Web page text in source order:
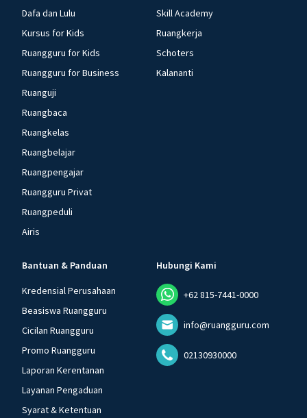
Dafa dan Lulu
Kursus for Kids
Ruangguru for Kids
Ruangguru for Business
Ruanguji
Ruangbaca
Ruangkelas
Ruangbelajar
Ruangpengajar
Ruangguru Privat
Ruangpeduli
Airis
Skill Academy
Ruangkerja
Schoters
Kalananti
Bantuan & Panduan
Kredensial Perusahaan
Beasiswa Ruangguru
Cicilan Ruangguru
Promo Ruangguru
Laporan Kerentanan
Layanan Pengaduan
Syarat & Ketentuan
Hubungi Kami
+62 815-7441-0000
info@ruangguru.com
02130930000